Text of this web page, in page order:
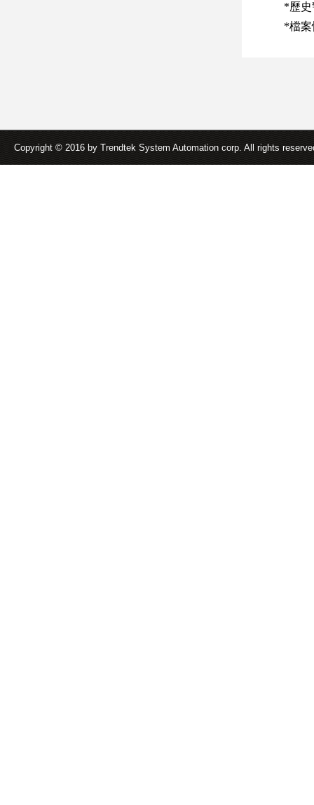
*歷史
*檔案
Copyright © 2016 by Trendtek System Automation corp. All rights